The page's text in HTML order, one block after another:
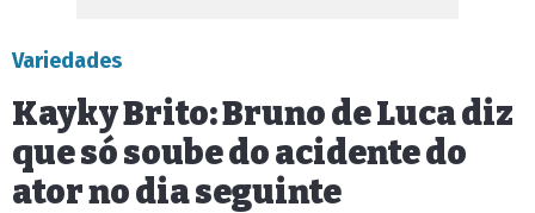
Variedades
Kayky Brito: Bruno de Luca diz
que só soube do acidente do
ator no dia seguinte